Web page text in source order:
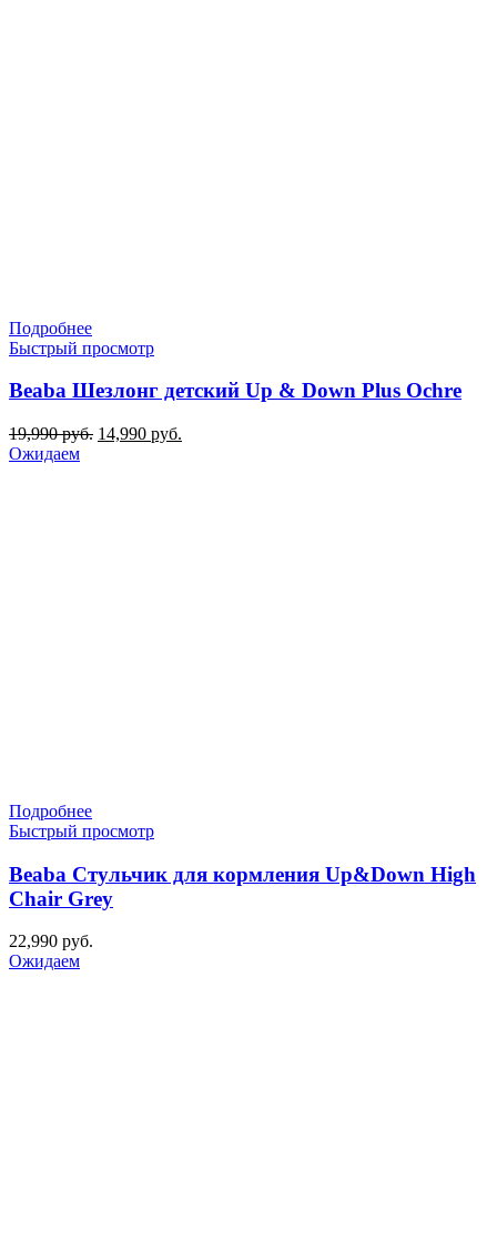
Подробнее
Быстрый просмотр
Beaba Шезлонг детский Up & Down Plus Oсhre
19,990руб. Первоначальная
14,990 руб.
Ожидаем
Подробнее
Быстрый просмотр
Beaba Стульчик для кормления Up&Down High
Chair Grey
22,990 руб.
Ожидаем